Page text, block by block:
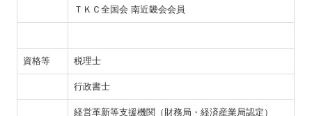
ＴＫＣ全国会 南近畿会会員
資格等 税理士
行政書士
経営革新等支援機関（財務局・経済産業局認定）